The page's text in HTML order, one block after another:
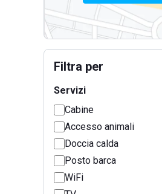
Filtra per
Servizi
Cabine
Accesso animali
Doccia calda
Posto barca
WiFi